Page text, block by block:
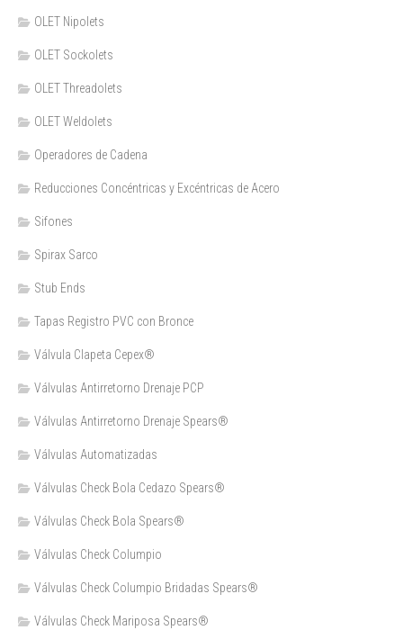
OLET Nipolets
OLET Sockolets
OLET Threadolets
OLET Weldolets
Operadores de Cadena
Reducciones Concéntricas y Excéntricas de Acero
Sifones
Spirax Sarco
Stub Ends
Tapas Registro PVC con Bronce
Válvula Clapeta Cepex®
Válvulas Antirretorno Drenaje PCP
Válvulas Antirretorno Drenaje Spears®
Válvulas Automatizadas
Válvulas Check Bola Cedazo Spears®
Válvulas Check Bola Spears®
Válvulas Check Columpio
Válvulas Check Columpio Bridadas Spears®
Válvulas Check Mariposa Spears®